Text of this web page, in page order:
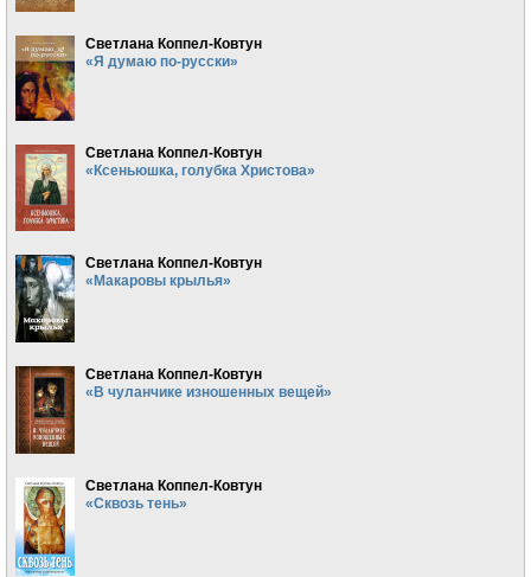
Светлана Коппел-Ковтун
«Я думаю по-русски»
Светлана Коппел-Ковтун
«Ксеньюшка, голубка Христова»
Светлана Коппел-Ковтун
«Макаровы крылья»
Светлана Коппел-Ковтун
«В чуланчике изношенных вещей»
Светлана Коппел-Ковтун
«Сквозь тень»